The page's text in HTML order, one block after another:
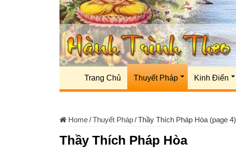
Trang Chủ Thuyết Pháp Kinh Điển
Home/Thuyết Pháp/Thầy Thích Pháp Hòa (page 4)
Thầy Thích Pháp Hòa